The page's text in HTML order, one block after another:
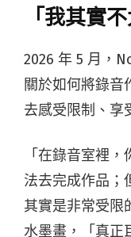
「我其實
2026 年 5 月，
關於如何將錄音
去感受限制、享
「在錄音室裡
法去完成作品；
其實是非常受限
水墨畫，「真正